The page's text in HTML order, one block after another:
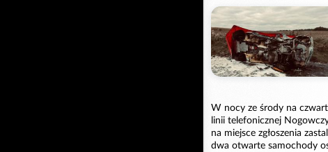
W nocy ze środy na
linii telefonicznej
na miejsce zgłoszenia
dwa otwarte samochody